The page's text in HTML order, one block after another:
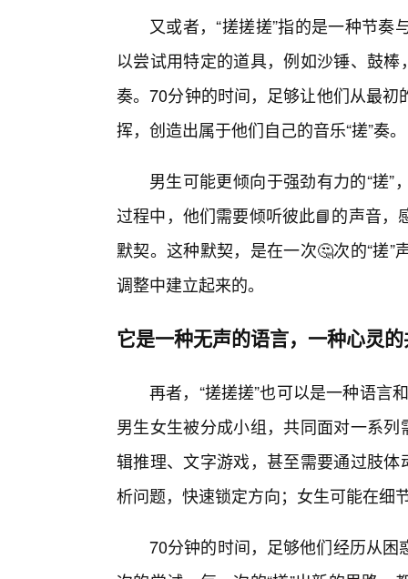
又或者，“搓搓搓”指的是一种节
以尝试用特定的道具，例如沙锤、鼓
奏。70分钟的时间，足够让他们从最
挥，创造出属于他们自己的音乐“搓”奏。
男生可能更倾向于强劲有力的“搓
过程中，他们需要倾听彼此📘的声音
默契。这种默契，是在一次🤔次的“搓
调整中建立起来的。
它是一种无声的语言，一种心灵
再者，“搓搓搓”也可以是一种语言
男生女生被分成小组，共同面对一系
辑推理、文字游戏，甚至需要通过肢
析问题，快速锁定方向；女生可能在细
70分钟的时间，足够他们经历从